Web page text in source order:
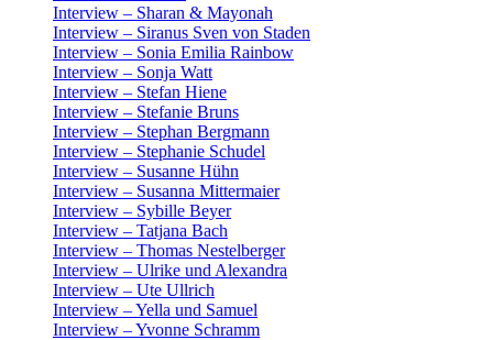
Interview – Sharan & Mayonah
Interview – Siranus Sven von Staden
Interview – Sonia Emilia Rainbow
Interview – Sonja Watt
Interview – Stefan Hiene
Interview – Stefanie Bruns
Interview – Stephan Bergmann
Interview – Stephanie Schudel
Interview – Susanne Hühn
Interview – Susanna Mittermaier
Interview – Sybille Beyer
Interview – Tatjana Bach
Interview – Thomas Nestelberger
Interview – Ulrike und Alexandra
Interview – Ute Ullrich
Interview – Yella und Samuel
Interview – Yvonne Schramm